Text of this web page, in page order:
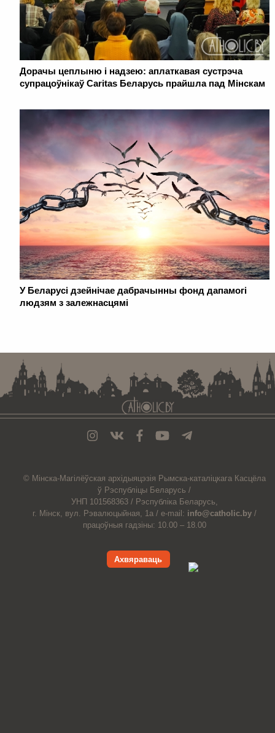
Дорачы цеплыню і надзею: аплаткавая сустрэча
супрацоўнікаў Caritas Беларусь прайшла пад Мінскам
У Беларусі дзейнічае дабрачынны фонд дапамогі
людзям з залежнасцямі
© Мiнска-Магiлёўская архiдыяцэзiя Рымска-каталіцкага Касцёла
ў Рэспубліцы Беларусь /
УНП 101568363 / Рэспубліка Беларусь,
г. Мінск, вул. Рэвалюцыйная, 1а / e-mail: info@catholic.by /
працоўныя гадзіны: 10.00 – 18.00
Ахвяраваць